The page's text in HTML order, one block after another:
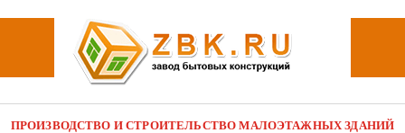
ПРОИЗВОДСТВО И СТРОИТЕЛЬСТВО МАЛОЭТАЖНЫХ ЗДАНИЙ